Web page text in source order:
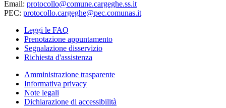
Email: protocollo@comune.cargeghe.ss.it
PEC: protocollo.cargeghe@pec.comunas.it
Leggi le FAQ
Prenotazione appuntamento
Segnalazione disservizio
Richiesta d'assistenza
Amministrazione trasparente
Informativa privacy
Note legali
Dichiarazione di accessibilità